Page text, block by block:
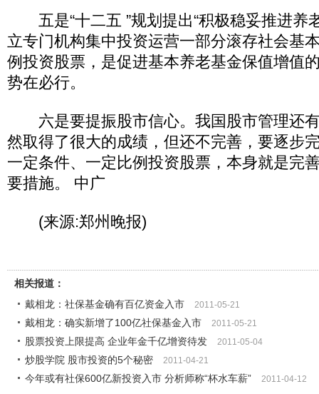
五是“十二五 ”规划提出“积极稳妥推进养
立专门机构集中投资运营一部分滚存社会基
例投资股票，是促进基本养老基金保值增值
势在必行。
六是要提振股市信心。我国股市管理还
然取得了很大的成绩，但还不完善，要逐步
一定条件、一定比例投资股票，本身就是完
要措施。 中广
(来源:郑州晚报)
相关报道：
戴相龙：社保基金确有百亿资金入市
2011-05-21
戴相龙：确实新增了100亿社保基金入市 2011-05-21
股票投资上限提高 企业年金千亿增资待发 2011-05-04
炒股学院 股市投资的5个秘密 2011-04-21
今年或有社保600亿新投资入市 分析师称“杯水车薪” 2011-04-12